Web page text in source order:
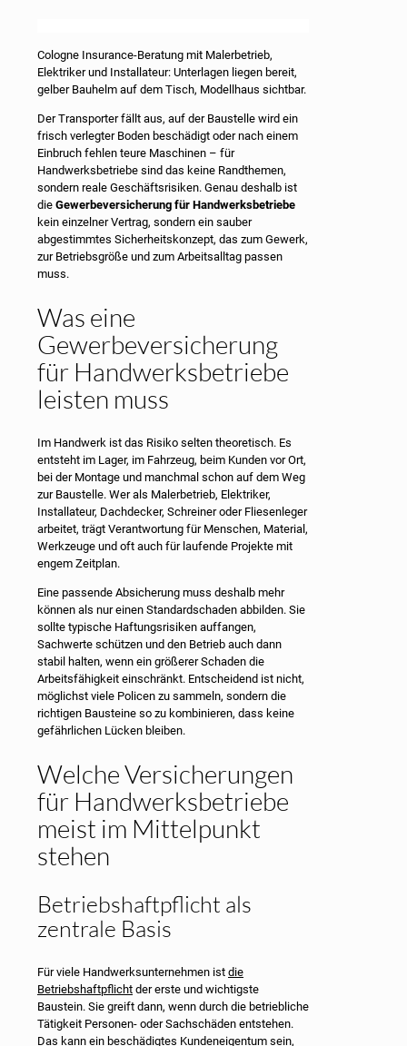
Cologne Insurance-Beratung mit Malerbetrieb,
Elektriker und Installateur: Unterlagen liegen bereit,
gelber Bauhelm auf dem Tisch, Modellhaus sichtbar.
Der Transporter fällt aus, auf der Baustelle wird ein
frisch verlegter Boden beschädigt oder nach einem
Einbruch fehlen teure Maschinen – für
Handwerksbetriebe sind das keine Randthemen,
sondern reale Geschäftsrisiken. Genau deshalb ist
die Gewerbeversicherung für Handwerksbetriebe
kein einzelner Vertrag, sondern ein sauber
abgestimmtes Sicherheitskonzept, das zum Gewerk,
zur Betriebsgröße und zum Arbeitsalltag passen
muss.
Was eine
Gewerbeversicherung
für Handwerksbetriebe
leisten muss
Im Handwerk ist das Risiko selten theoretisch. Es
entsteht im Lager, im Fahrzeug, beim Kunden vor Ort,
bei der Montage und manchmal schon auf dem Weg
zur Baustelle. Wer als Malerbetrieb, Elektriker,
Installateur, Dachdecker, Schreiner oder Fliesenleger
arbeitet, trägt Verantwortung für Menschen, Material,
Werkzeuge und oft auch für laufende Projekte mit
engem Zeitplan.
Eine passende Absicherung muss deshalb mehr
können als nur einen Standardschaden abbilden. Sie
sollte typische Haftungsrisiken auffangen,
Sachwerte schützen und den Betrieb auch dann
stabil halten, wenn ein größerer Schaden die
Arbeitsfähigkeit einschränkt. Entscheidend ist nicht,
möglichst viele Policen zu sammeln, sondern die
richtigen Bausteine so zu kombinieren, dass keine
gefährlichen Lücken bleiben.
Welche Versicherungen
für Handwerksbetriebe
meist im Mittelpunkt
stehen
Betriebshaftpflicht als
zentrale Basis
Für viele Handwerksunternehmen ist die
Betriebshaftpflicht der erste und wichtigste
Baustein. Sie greift dann, wenn durch die betriebliche
Tätigkeit Personen- oder Sachschäden entstehen.
Das kann ein beschädigtes Kundeneigentum sein,